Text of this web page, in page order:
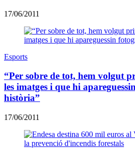
17/06/2011
Esports
“Per sobre de tot, hem volgut
les imatges i que hi
història”
17/06/2011